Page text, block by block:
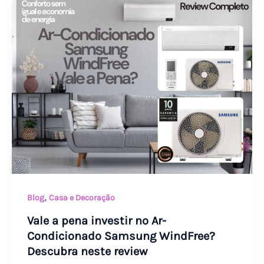
Blog, Casa e Decoração
Vale a pena investir no Ar-
Condicionado Samsung WindFree?
Descubra neste review
a
pena
investir
no
Ar-
Condicionado
Samsung
WindFree?
Descubra
neste